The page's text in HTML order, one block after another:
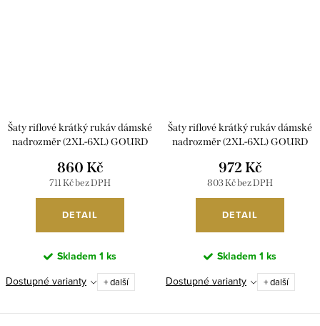
Šaty riflové krátký rukáv dámské
nadrozměr (2XL-6XL) GOURD
711 Kč bez DPH
860 Kč
DETAIL
Skladem 1 ks
Dostupné varianty
+ další
Šaty riflové krátký rukáv dámské
nadrozměr (2XL-6XL) GOURD
803 Kč bez DPH
972 Kč
DETAIL
Skladem 1 ks
Dostupné varianty
+ další